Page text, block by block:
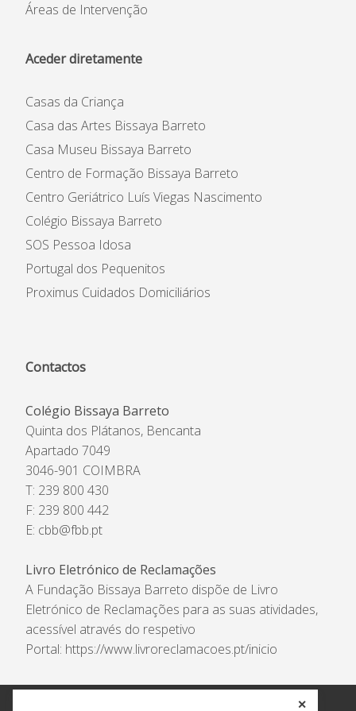
✕
Áreas de Intervenção
Aceder diretamente
Casas da Criança
Casa das Artes Bissaya Barreto
Casa Museu Bissaya Barreto
Centro de Formação Bissaya Barreto
Centro Geriátrico Luís Viegas Nascimento
Colégio Bissaya Barreto
SOS Pessoa Idosa
Portugal dos Pequenitos
Proximus Cuidados Domiciliários
Contactos
Colégio Bissaya Barreto
Quinta dos Plátanos, Bencanta
Apartado 7049
3046-901 COIMBRA
T: 239 800 430
F: 239 800 442
E: cbb@fbb.pt
Livro Eletrónico de Reclamações
A Fundação Bissaya Barreto dispõe de Livro
Eletrónico de Reclamações para as suas atividades,
acessível através do respetivo
Portal: https://www.livroreclamacoes.pt/inicio